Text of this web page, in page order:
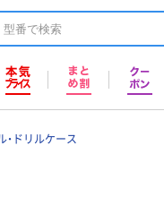
・ドリルケース